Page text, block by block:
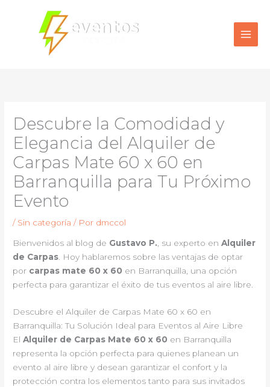
contenido
Descubre la Comodidad y
Elegancia del Alquiler de
Carpas Mate 60 x 60 en
Barranquilla para Tu Próximo
Evento
/ Sin categoría / Por dmccol
Bienvenidos al blog de Gustavo P., su experto enAlquiler
de Carpas. Hoy hablaremos sobre las ventajas de optar
por carpas mate 60 x 60 en Barranquilla, una opción
perfecta para garantizar el éxito de tus eventos al aire libre.
Descubre el Alquiler de Carpas Mate 60 x 60 en
Barranquilla: Tu Solución Ideal para Eventos al Aire Libre
ElAlquiler de Carpas Mate 60 x 60 en Barranquilla
representa la opción perfecta para quienes planean un
evento al aire libre y desean garantizar el confort y la
protección contra los elementos tanto para sus invitados